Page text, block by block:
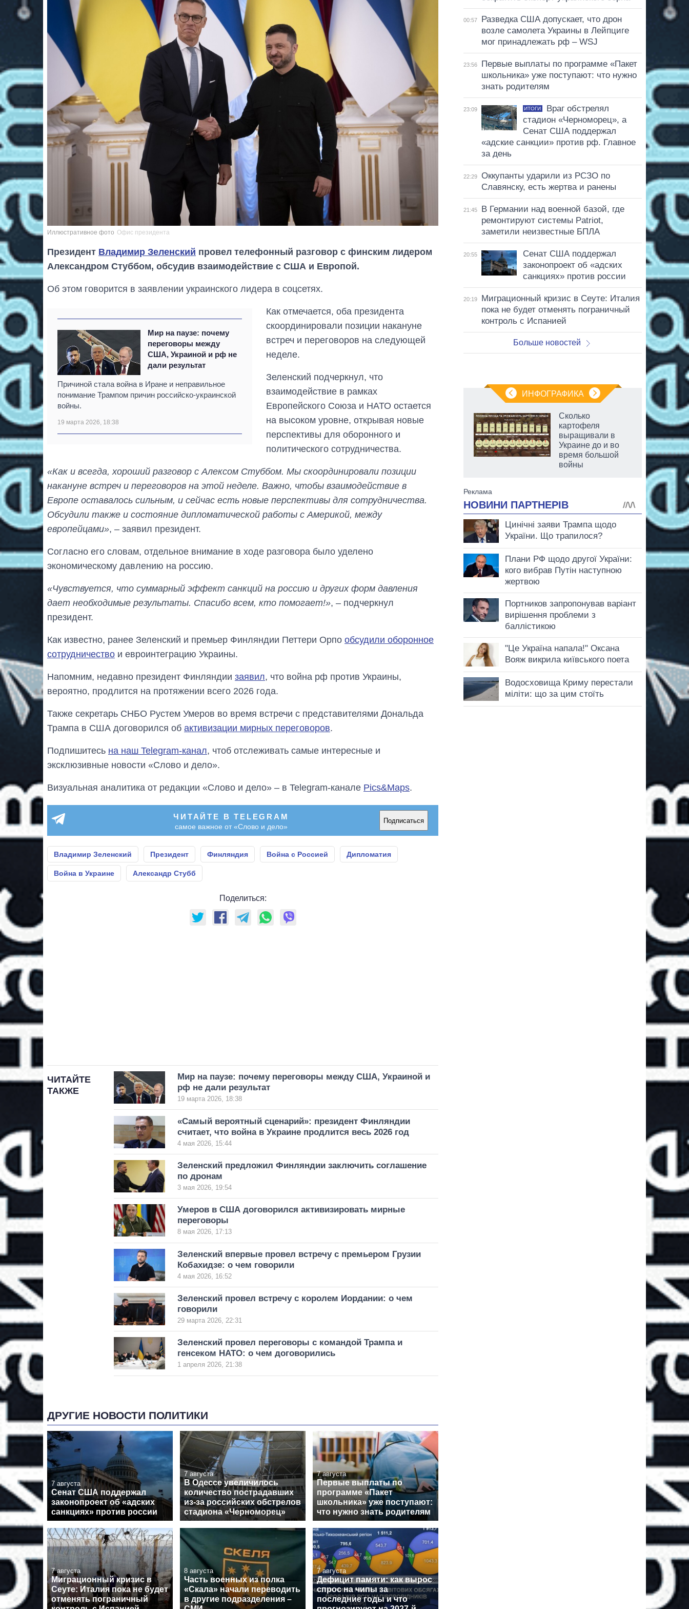
Иллюстративное фото Офис президента
Президент Владимир Зеленский провел телефонный разговор с финским лидером
Александром Стуббом, обсудив взаимодействие с США и Европой.
Об этом говорится в заявлении украинского лидера в соцсетях.
Мир на паузе: почему
переговоры между
США, Украиной и рф не
дали результат
Причиной стала война в Иране и неправильное
понимание Трампом причин российско-украинской
войны.
19 марта 2026, 18:38
Как отмечается, оба президента
скоординировали позиции накануне
встреч и переговоров на следующей
неделе.
Зеленский подчеркнул, что
взаимодействие в рамках
Европейского Союза и НАТО остается
на высоком уровне, открывая новые
перспективы для оборонного и
политического сотрудничества.
«Как и всегда, хороший разговор с Алексом Стуббом. Мы скоординировали позиции
накануне встреч и переговоров на этой неделе. Важно, чтобы взаимодействие в
Европе оставалось сильным, и сейчас есть новые перспективы для сотрудничества.
Обсудили также и состояние дипломатической работы с Америкой, между
европейцами», – заявил президент.
Согласно его словам, отдельное внимание в ходе разговора было уделено
экономическому давлению на россию.
«Чувствуется, что суммарный эффект санкций на россию и других форм давления
дает необходимые результаты. Спасибо всем, кто помогает!», – подчеркнул
президент.
Как известно, ранее Зеленский и премьер Финляндии Петтери Орпо обсудили оборонное
сотрудничество и евроинтеграцию Украины.
Напомним, недавно президент Финляндии заявил, что война рф против Украины,
вероятно, продлится на протяжении всего 2026 года.
Также секретарь СНБО Рустем Умеров во время встречи с представителями Дональда
Трампа в США договорился об активизации мирных переговоров.
Подпишитесь на наш Telegram-канал, чтоб отслеживать самые интересные и
эксклюзивные новости «Слово и дело».
Визуальная аналитика от редакции «Слово и дело» – в Telegram-канале Pics&Maps.
ЧИТАЙТЕ В TELEGRAM
самое важное от «Слово и дело»
Подписаться
Владимир Зеленский Президент Финляндия Война с Россией Дипломатия
Война в Украине Александр Стубб
Поделиться:
ЧИТАЙТЕ
ТАКЖЕ
Мир на паузе: почему переговоры между США, Украиной и
рф не дали результат
19 марта 2026, 18:38
«Самый вероятный сценарий»: президент Финляндии
считает, что война в Украине продлится весь 2026 год
4 мая 2026, 15:44
Зеленский предложил Финляндии заключить соглашение
по дронам
3 мая 2026, 19:54
Умеров в США договорился активизировать мирные
переговоры
8 мая 2026, 17:13
Зеленский впервые провел встречу с премьером Грузии
Кобахидзе: о чем говорили
4 мая 2026, 16:52
Зеленский провел встречу с королем Иордании: о чем
говорили
29 марта 2026, 22:31
Зеленский провел переговоры с командой Трампа и
генсеком НАТО: о чем договорились
1 апреля 2026, 21:38
ДРУГИЕ НОВОСТИ ПОЛИТИКИ
7 августа
Сенат США поддержал
законопроект об «адских
санкциях» против россии
7 августа
В Одессе увеличилось
количество пострадавших
из-за российских обстрелов
стадиона «Черноморец»
7 августа
Первые выплаты по
программе «Пакет
школьника» уже поступают:
что нужно знать родителям
7 августа
Миграционный кризис в
Сеуте: Италия пока не будет
отменять пограничный
8 августа
Часть военных из полка
«Скала» начали переводить
в другие подразделения –
7 августа
Дефицит памяти: как вырос
спрос на чипы за
последние годы и что
00:57
Разведка США допускает, что дрон
возле самолета Украины в Лейпциге
мог принадлежать рф – WSJ
23:56
Первые выплаты по программе «Пакет
школьника» уже поступают: что нужно
знать родителям
23:09 ИТОГИ
Враг обстрелял
стадион «Черноморец», а
Сенат США поддержал
«адские санкции» против рф. Главное
за день
22:29
Оккупанты ударили из РСЗО по
Славянску, есть жертва и ранены
21:45
В Германии над военной базой, где
ремонтируют системы Patriot,
заметили неизвестные БПЛА
20:55
Сенат США поддержал
законопроект об «адских
санкциях» против россии
20:19
Миграционный кризис в Сеуте: Италия
пока не будет отменять пограничный
контроль с Испанией
Больше новостей
ИНФОГРАФИКА
лет: кто и как долго
занимал
должность
руководителя СВР
Сколько
картофеля
выращивали в
Украине до и во
время большой
войны